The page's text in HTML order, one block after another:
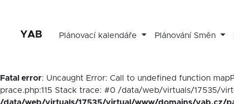
YAB Plánovací kalendáře Plánování Směn
Fatal error: Uncaught Error: Call to undefined function
prace.php:115 Stack trace: #0 /data/web/virtuals/17535/